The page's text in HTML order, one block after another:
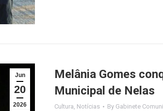
Jun
20
2026
Melânia Gomes
Municipal de Nelas
Cultura, Notícias By Gabinete